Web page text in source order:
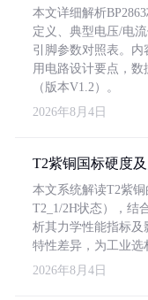
本文详细解析
定义、典型电压/电
引脚参数对照表。
用电路设计要点，
（版本V1.2）。
2026年8月4日
T2紫铜国标硬度
本文系统解读T2紫
T2_1/2H状态），结
析其力学性能指标及
特性差异，为工业选
2026年8月4日